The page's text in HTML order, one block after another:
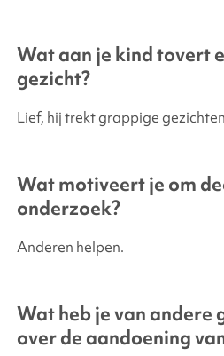
Wat aan je kind tovert
gezicht?
Lief, hij trekt grappige
Wat motiveert je om
onderzoek?
Anderen helpen.
Wat heb je van andere
over de aandoening